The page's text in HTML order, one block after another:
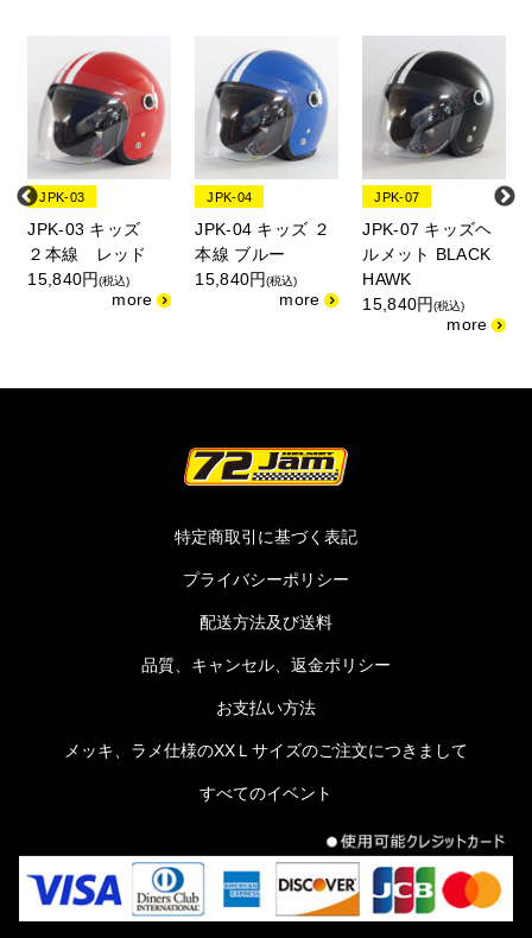
JPK-03
JPK-03 キッズ
２本線 レッド
15,840円(税込)
JPK-04
JPK-04 キッズ ２
本線 ブルー
15,840円(税込)
JPK-07
JPK-07 キッズヘ
ルメット BLACK
HAWK
15,840円(税込)
特定商取引に基づく表記
プライバシーポリシー
配送方法及び送料
品質、キャンセル、返金ポリシー
お支払い方法
メッキ、ラメ仕様のXXＬサイズのご注文につきまして
すべてのイベント